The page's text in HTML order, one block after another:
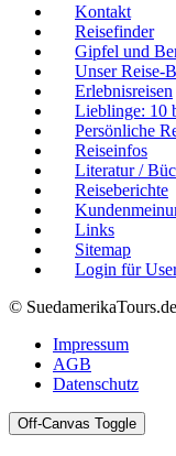
Kontakt
Reisefinder
Gipfel und
Unser Reise-
Erlebnisreisen
Lieblinge: 10
Persönliche
Reiseinfos
Literatur /
Reiseberichte
Links
Sitemap
Login für
©
Impressum
AGB
Datenschutz
Off-Canvas Toggle